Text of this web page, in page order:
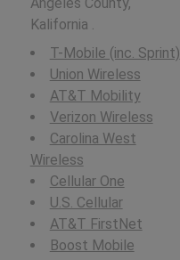
Kalifornia .
T-Mobile (inc. Sprint)
Union Wireless
AT&T Mobility
Verizon Wireless
Carolina West
Wireless
Cellular One
U.S. Cellular
AT&T FirstNet
Boost Mobile